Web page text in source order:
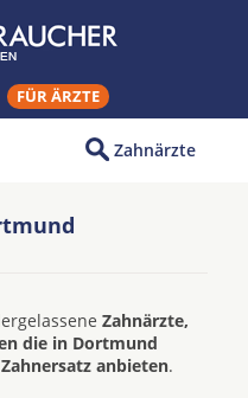
FÜR ÄRZTE
Zahnärzte
Zahnärzte,
die in Dortmund
anbieten.